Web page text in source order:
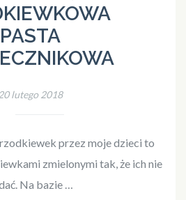
PASTA
20 lutego 2018
przez moje dzieci to
zmielonymi tak, że ich nie
Na bazie …